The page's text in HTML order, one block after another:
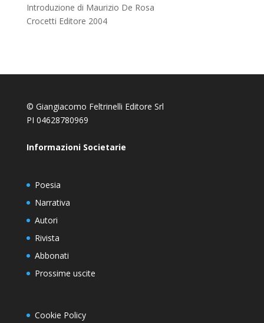
Introduzione di Maurizio De Rosa
Crocetti Editore 2004
© Giangiacomo Feltrinelli Editore Srl
PI 04628780969
Informazioni Societarie
Poesia
Narrativa
Autori
Rivista
Abbonati
Prossime uscite
Cookie Policy